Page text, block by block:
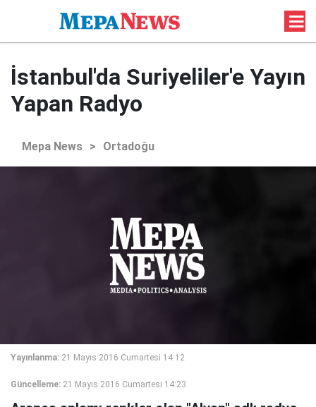
İstanbul'da Suriyeliler'e Yayın
Yapan Radyo
Mepa News > Ortadoğu
Yayınlanma: 21 Mayıs 2016 Cumartesi 14:12
Güncelleme: 21 Mayıs 2016 Cumartesi 14:23